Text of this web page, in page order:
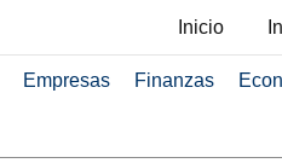
Inicio
Empresas Finanzas